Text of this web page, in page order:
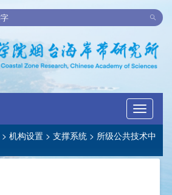
Toggle
> 机构设置 > 支撑系统 > 所级公共技术中